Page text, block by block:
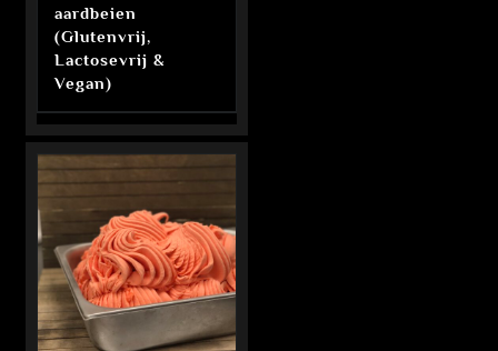
aardbeien
(Glutenvrij,
Lactosevrij &
Vegan)